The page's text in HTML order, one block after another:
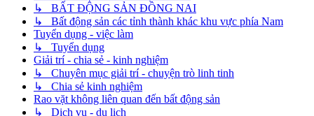
↳ BẤT ĐỘNG SẢN ĐỒNG NAI
↳ Bất động sản các tỉnh thành khác khu vực phía Nam
Tuyển dụng - việc làm
↳ Tuyển dụng
Giải trí - chia sẻ - kinh nghiệm
↳ Chuyên mục giải trí - chuyện trò linh tinh
↳ Chia sẻ kinh nghiệm
Rao vặt không liên quan đến bất động sản
↳ Dịch vụ - du lịch